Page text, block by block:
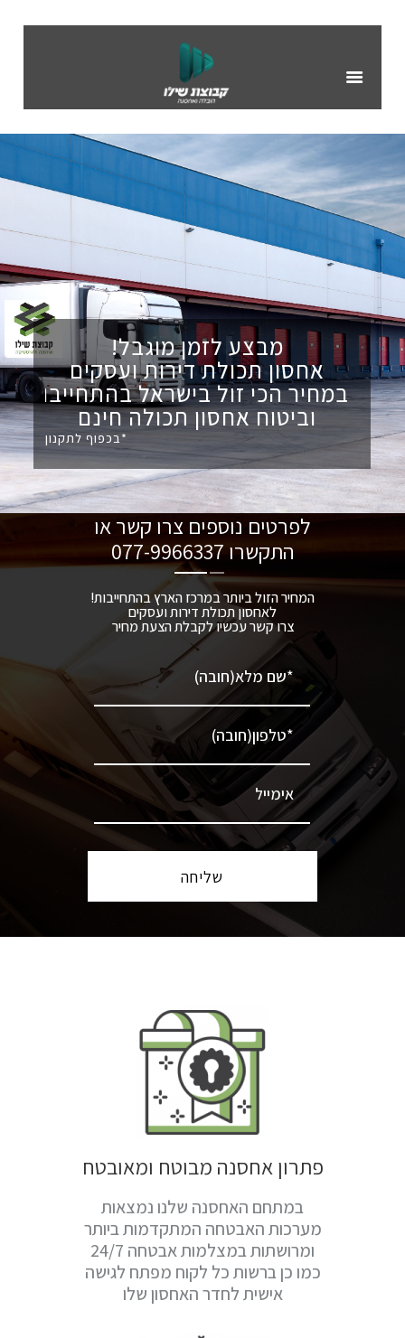
השירותים שלנו
אחסון דירות
אחסון עסקים
הובלות
צור קשר
מבצע לזמן מוגבל!
אחסון תכולת דירות ועסקים
במחיר הכי זול בישראל בהתחייבות
וביטוח אחסון תכולה חינם
*בכפוף לתקנון
לפרטים נוספים צרו קשר או
התקשרו077-9966337
המחיר הזול ביותר במרכז הארץ בהתחייבות!
לאחסון תכולת דירות ועסקים
צרו קשר עכשיו לקבלת הצעת מחיר
פתרון אחסנה מבוטח ומאובטח
במתחם האחסנה שלנו נמצאות
מערכות האבטחה המתקדמות ביותר
ומרושתות במצלמות אבטחה 24/7
כמו כן ברשות כל לקוח מפתח לגישה
אישית לחדר האחסון שלו